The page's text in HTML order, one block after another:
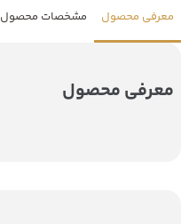
معرفی محصول مشخصات محصول
معرفی محصول